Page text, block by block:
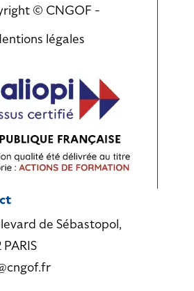
© CNGOF -
légales
de Sébastopol,